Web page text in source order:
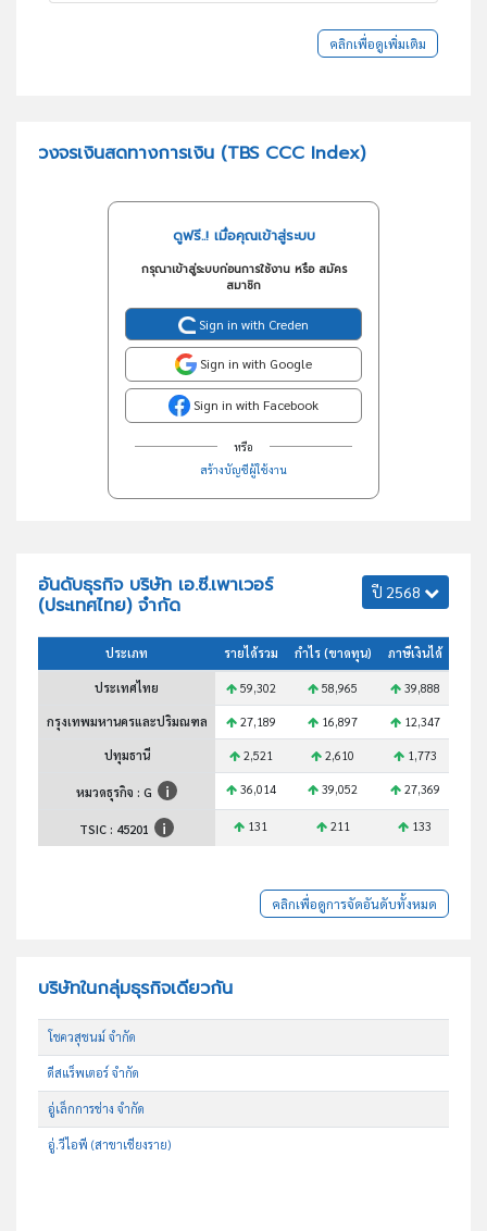
คลิกเพื่อดูเพิ่มเติม
วงจรเงินสดทางการเงิน (TBS CCC Index)
ดูฟรี..! เมื่อคุณเข้าสู่ระบบ
กรุณาเข้าสู่ระบบก่อนการใช้งาน หรือ สมัคร
สมาชิก
Sign in with Creden
Sign in with Google
Sign in with Facebook
หรือ
สร้างบัญชีผู้ใช้งาน
อันดับธุรกิจ บริษัท เอ.ซี.เพาเวอร์
(ประเทศไทย) จำกัด
ปี 2568
ประเภท รายได้รวม กำไร (ขาดทุน) ภาษีเงินได้
ประเทศไทย 59,302 58,965 39,888
กรุงเทพมหานครและปริมณฑล 27,189 16,897 12,347
ปทุมธานี 2,521 2,610 1,773
หมวดธุรกิจ : G 36,014 39,052 27,369
TSIC : 45201 131 211 133
คลิกเพื่อดูการจัดอันดับทั้งหมด
บริษัทในกลุ่มธุรกิจเดียวกัน
โชควสุชนม์ จำกัด
ดีสแร็พเตอร์ จำกัด
อู่เล็กการช่าง จำกัด
อู่.วีไอพี (สาขาเชียงราย)